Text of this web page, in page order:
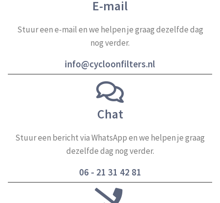
Onderstel
Slangklemmen
Statische elektriciteit
Verbindingsstukken
Zuigmonden
Keuzehulp
E-mail
Stuur een e-mail en we helpen je graag dezelfde dag
nog verder.
info@cycloonfilters.nl
Chat
Stuur een bericht via WhatsApp en we helpen je graag
dezelfde dag nog verder.
06 - 21 31 42 81